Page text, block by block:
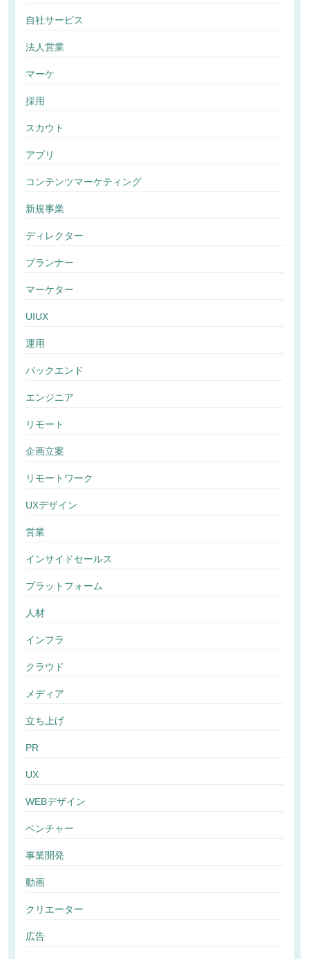
自社サービス
法人営業
マーケ
採用
スカウト
アプリ
コンテンツマーケティング
新規事業
ディレクター
プランナー
マーケター
UIUX
運用
バックエンド
エンジニア
リモート
企画立案
リモートワーク
UXデザイン
営業
インサイドセールス
プラットフォーム
人材
インフラ
クラウド
メディア
立ち上げ
PR
UX
WEBデザイン
ベンチャー
事業開発
動画
クリエーター
広告